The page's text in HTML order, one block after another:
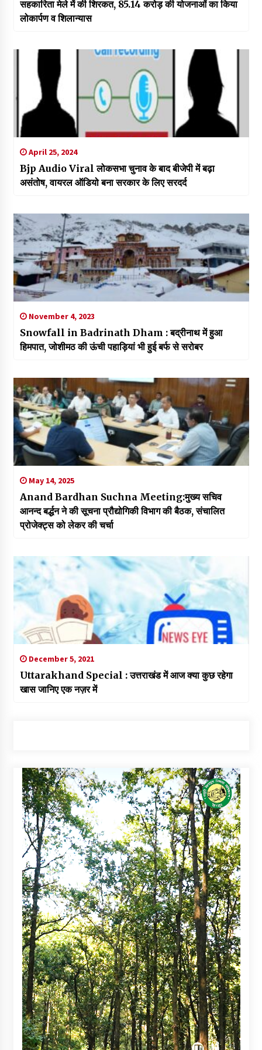
सहकारिता मेले में की शिरकत, 85.14 करोड़ की योजनाओं का किया
लोकार्पण व शिलान्यास
April 25, 2024
Bjp Audio Viral लोकसभा चुनाव के बाद बीजेपी में बढ़ा
असंतोष, वायरल ऑडियो बना सरकार के लिए सरदर्द
November 4, 2023
Snowfall in Badrinath Dham : बद्रीनाथ में हुआ
हिमपात, जोशीमठ की ऊंची पहाड़ियां भी हुई बर्फ से सरोबर
May 14, 2025
Anand Bardhan Suchna Meeting:मुख्य सचिव
आनन्द बर्द्धन ने की सूचना प्रौद्योगिकी विभाग की बैठक, संचालित
प्रोजेक्ट्स को लेकर की चर्चा
December 5, 2021
Uttarakhand Special : उत्तराखंड में आज क्या कुछ रहेगा
खास जानिए एक नज़र में